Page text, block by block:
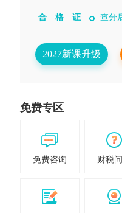
合 格 证 查分
2027新课升级
免费专区
免费咨询 财税